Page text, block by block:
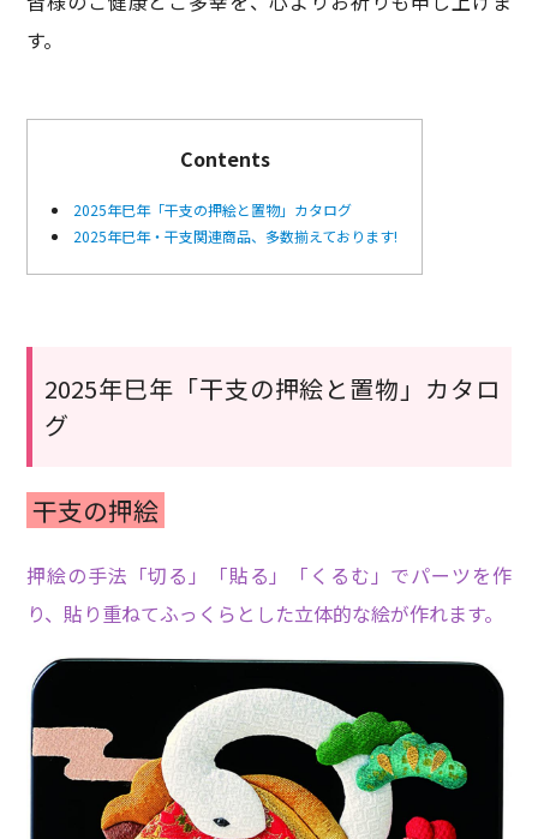
す。
Contents
2025年巳年「干支の押絵と置物」カタログ
2025年巳年・干支関連商品、多数揃えております!
2025年巳年「干支の押絵と置物」カタロ
グ
干支の押絵
押絵の手法「切る」「貼る」「くるむ」でパーツを作
り、貼り重ねてふっくらとした立体的な絵が作れます。